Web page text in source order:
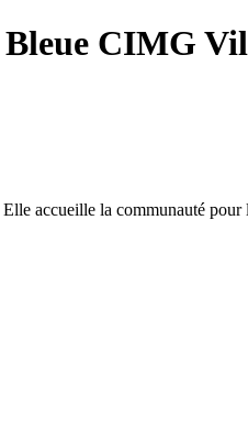
CIMG
accueille la communauté pour